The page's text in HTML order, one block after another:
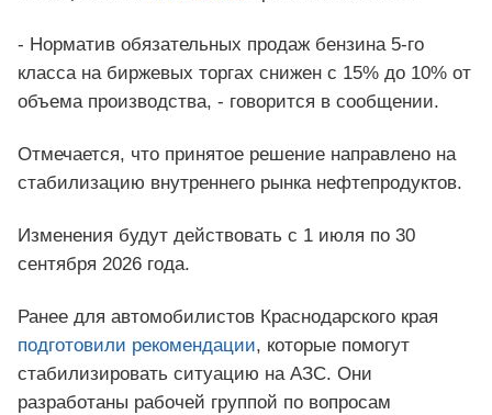
- Норматив обязательных продаж бензина 5-го
класса на биржевых торгах снижен с 15% до 10% от
объема производства, - говорится в сообщении.
Отмечается, что принятое решение направлено на
стабилизацию внутреннего рынка нефтепродуктов.
Изменения будут действовать с 1 июля по 30
сентября 2026 года.
Ранее для автомобилистов Краснодарского края
подготовили рекомендации, которые помогут
стабилизировать ситуацию на АЗС. Они
разработаны рабочей группой по вопросам